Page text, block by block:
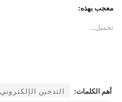
معجب بهذه:
تحميل...
أهم الكلمات:
التدخين الإلكتروني